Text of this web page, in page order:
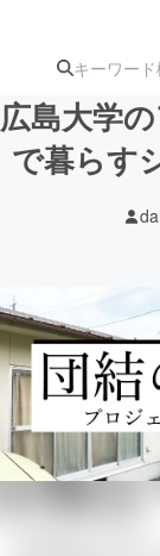
ターン
アー
テク
映
広島大学
で暮らす